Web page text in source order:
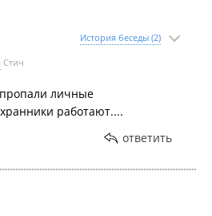
История беседы (2)
Стич
личные
работают....
ответить